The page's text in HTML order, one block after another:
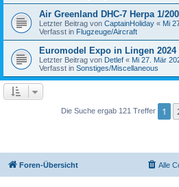
Air Greenland DHC-7 Herpa 1/200
Letzter Beitrag von CaptainHoliday « Mi
Verfasst in Flugzeuge/Aircraft
Euromodel Expo in Lingen 2024
Letzter Beitrag von Detlef « Mi 27. Mär
Verfasst in Sonstiges/Miscellaneous
Die Suche ergab 121 Treffer 1
Foren-Übersicht Alle